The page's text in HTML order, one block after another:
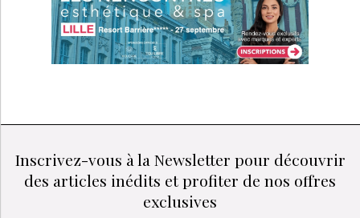
Inscrivez-vous à la Newsletter pour découvrir
des articles inédits et profiter de nos offres
exclusives